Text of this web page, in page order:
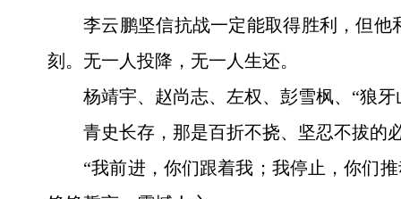
李云鹏坚信抗战一定能取得胜利，但
刻。无一人投降，无一人生还。
杨靖宇、赵尚志、左权、彭雪枫、“狼
青史长存，那是百折不挠、坚忍不拔
“我前进，你们跟着我；我停止，你们